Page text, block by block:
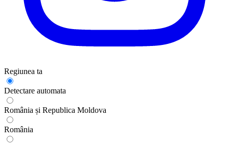
Regiunea ta
Detectare automata
România și Republica Moldova
România